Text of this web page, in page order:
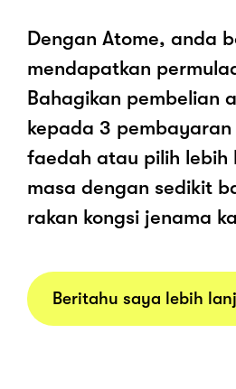
Dengan Atome, anda
mendapatkan
Bahagikan pembelian
kepada 3
faedah atau pilih lebih
masa dengan sedikit
rakan kongsi jenama
Beritahu saya lebih